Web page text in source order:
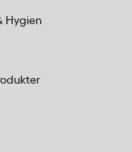
Hygien